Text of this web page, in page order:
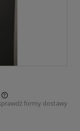
płatnościformy dostawy